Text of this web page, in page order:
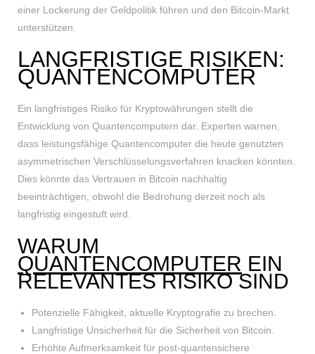
einer Lockerung der Geldpolitik führen und den Bitcoin-Markt
unterstützen.
LANGFRISTIGE RISIKEN:
QUANTENCOMPUTER
Ein langfristiges Risiko für Kryptowährungen stellt die
Entwicklung von Quantencomputern dar. Experten warnen,
dass leistungsfähige Quantencomputer die heute genutzten
asymmetrischen Verschlüsselungsverfahren knacken könnten.
Dies könnte das Vertrauen in Bitcoin nachhaltig
beeinträchtigen, obwohl die Bedrohung derzeit noch als
langfristig eingestuft wird.
WARUM
QUANTENCOMPUTER EIN
RELEVANTES RISIKO SIND
Potenzielle Fähigkeit, aktuelle Kryptografie zu brechen.
Langfristige Unsicherheit für die Sicherheit von Bitcoin.
Erhöhte Aufmerksamkeit für post-quantensichere